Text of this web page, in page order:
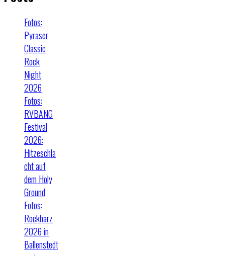
Fotos:
Pyraser
Classic
Rock
Night
2026
Fotos:
RVBANG
Festival
2026:
Hitzeschla
cht auf
dem Holy
Ground
Fotos:
Rockharz
2026 in
Ballenstedt